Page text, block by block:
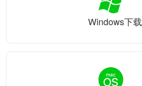
Windows下载